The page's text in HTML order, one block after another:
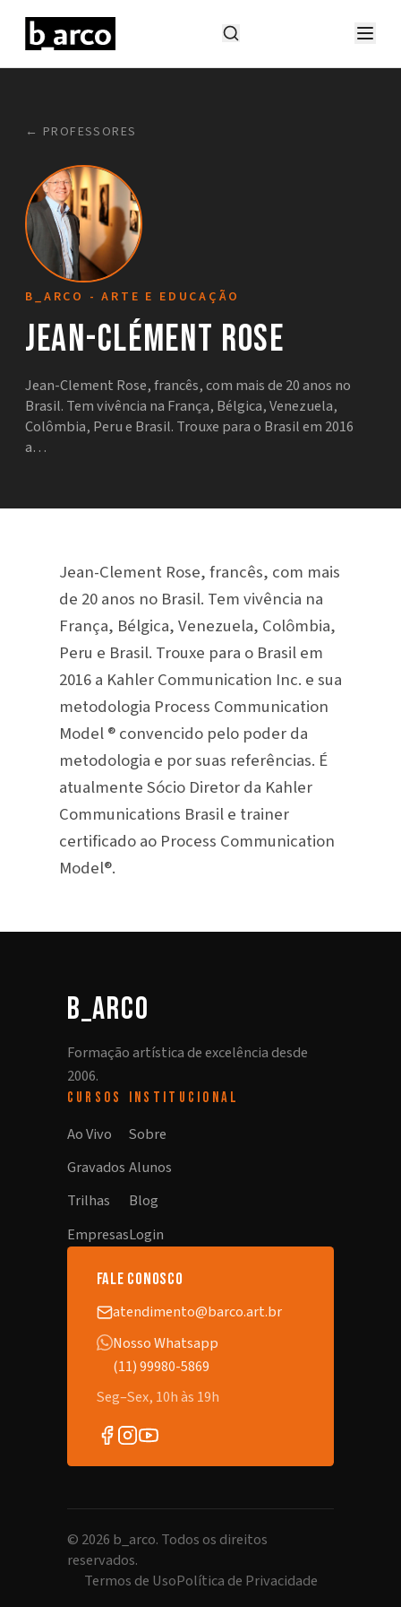
← PROFESSORES
B_ARCO - ARTE E EDUCAÇÃO
Jean-Clément Rose
Jean-Clement Rose, francês, com mais de 20 anos no
Brasil. Tem vivência na França, Bélgica, Venezuela,
Colômbia, Peru e Brasil. Trouxe para o Brasil em 2016
a…
Jean-Clement Rose, francês, com mais
de 20 anos no Brasil. Tem vivência na
França, Bélgica, Venezuela, Colômbia,
Peru e Brasil. Trouxe para o Brasil em
2016 a Kahler Communication Inc. e sua
metodologia Process Communication
Model ® convencido pelo poder da
metodologia e por suas referências. É
atualmente Sócio Diretor da Kahler
Communications Brasil e trainer
certificado ao Process Communication
Model®.
b_arco
Formação artística de excelência desde
2006.
CURSOS
Ao Vivo
Gravados
Trilhas
Empresas
INSTITUCIONAL
Sobre
Alunos
Blog
Login
fale conosco
atendimento@barco.art.br
Nosso Whatsapp
(11) 99980-5869
Seg–Sex, 10h às 19h
© 2026 b_arco. Todos os direitos
reservados.
Termos de UsoPolítica de Privacidade